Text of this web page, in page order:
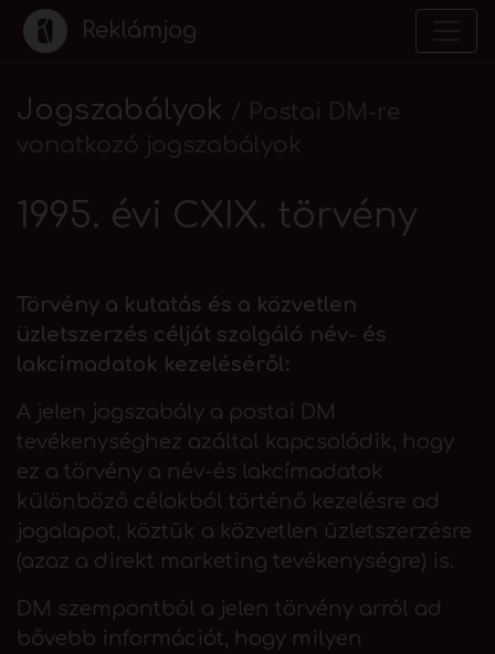
Reklámjog
Jogszabályok / Postai DM-re
vonatkozó jogszabályok
1995. évi CXIX. törvény
Törvény a kutatás és a közvetlen
üzletszerzés célját szolgáló név- és
lakcímadatok kezeléséről:
A jelen jogszabály a postai DM
tevékenységhez azáltal kapcsolódik, hogy
ez a törvény a név-és lakcímadatok
különböző célokból történő kezelésre ad
jogalapot, köztük a közvetlen üzletszerzésre
(azaz a direkt marketing tevékenységre) is.
DM szempontból a jelen törvény arról ad
bővebb információt, hogy milyen